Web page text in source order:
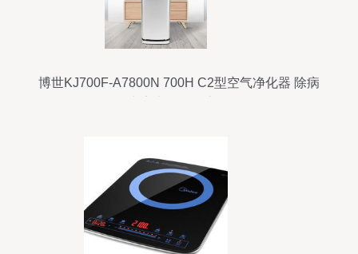
博世KJ700F-A7800N 700H C2型空气净化器 除病